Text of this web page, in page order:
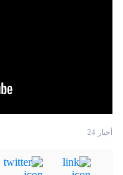
أخبار 24